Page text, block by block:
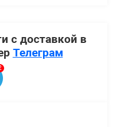
с доставкой в
Телеграм